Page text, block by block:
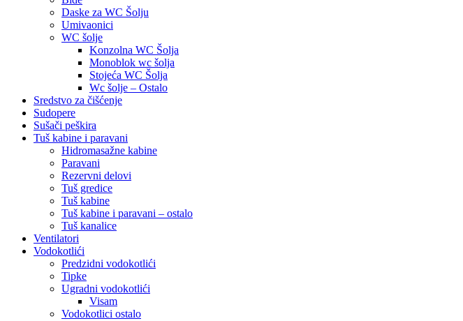
Daske za WC Šolju
Umivaonici
WC šolje
Konzolna WC Šolja
Monoblok wc šolja
Stojeća WC Šolja
Wc šolje – Ostalo
Sredstvo za čišćenje
Sudopere
Sušači peškira
Tuš kabine i paravani
Hidromasažne kabine
Paravani
Rezervni delovi
Tuš gredice
Tuš kabine
Tuš kabine i paravani – ostalo
Tuš kanalice
Ventilatori
Vodokotlići
Predzidni vodokotlići
Tipke
Ugradni vodokotlići
Visam
Vodokotlici ostalo